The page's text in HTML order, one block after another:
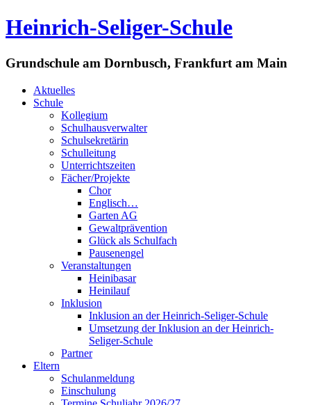
Heinrich-Seliger-Schule
Grundschule am Dornbusch, Frankfurt am Main
Aktuelles
Schule
Kollegium
Schulhausverwalter
Schulsekretärin
Schulleitung
Unterrichtszeiten
Fächer/Projekte
Chor
Englisch…
Garten AG
Gewaltprävention
Glück als Schulfach
Pausenengel
Veranstaltungen
Heinibasar
Heinilauf
Inklusion
Inklusion an der Heinrich-Seliger-Schule
Umsetzung der Inklusion an der Heinrich-
Seliger-Schule
Partner
Eltern
Schulanmeldung
Einschulung